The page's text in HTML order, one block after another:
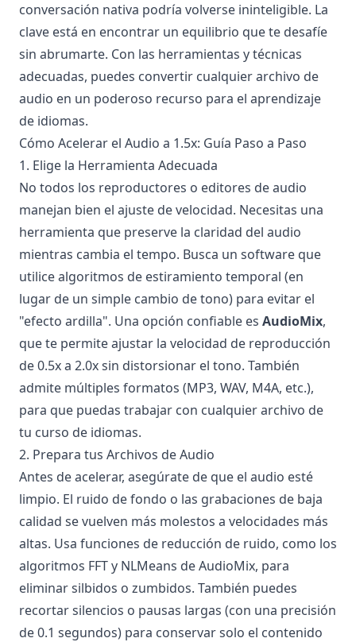
conversación nativa podría volverse ininteligible. La
clave está en encontrar un equilibrio que te desafíe
sin abrumarte. Con las herramientas y técnicas
adecuadas, puedes convertir cualquier archivo de
audio en un poderoso recurso para el aprendizaje
de idiomas.
Cómo Acelerar el Audio a 1.5x: Guía Paso a Paso
1. Elige la Herramienta Adecuada
No todos los reproductores o editores de audio
manejan bien el ajuste de velocidad. Necesitas una
herramienta que preserve la claridad del audio
mientras cambia el tempo. Busca un software que
utilice algoritmos de estiramiento temporal (en
lugar de un simple cambio de tono) para evitar el
"efecto ardilla". Una opción confiable es AudioMix,
que te permite ajustar la velocidad de reproducción
de 0.5x a 2.0x sin distorsionar el tono. También
admite múltiples formatos (MP3, WAV, M4A, etc.),
para que puedas trabajar con cualquier archivo de
tu curso de idiomas.
2. Prepara tus Archivos de Audio
Antes de acelerar, asegúrate de que el audio esté
limpio. El ruido de fondo o las grabaciones de baja
calidad se vuelven más molestos a velocidades más
altas. Usa funciones de reducción de ruido, como los
algoritmos FFT y NLMeans de AudioMix, para
eliminar silbidos o zumbidos. También puedes
recortar silencios o pausas largas (con una precisión
de 0.1 segundos) para conservar solo el contenido